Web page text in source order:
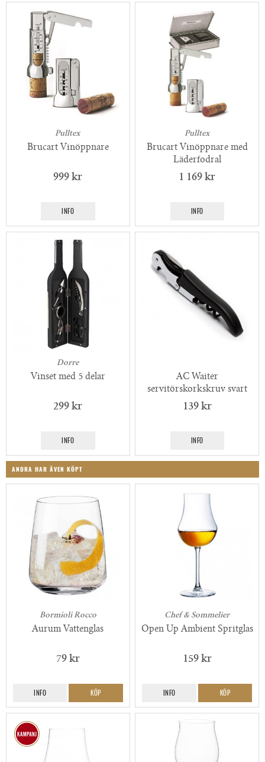
Pulltex
Brucart Vinöppnare
999 kr
INFO
Pulltex
Brucart Vinöppnare med
Läderfodral
1 169 kr
INFO
Dorre
Vinset med 5 delar
299 kr
INFO
AC Waiter
servitörskorkskruv svart
139 kr
INFO
ANDRA HAR ÄVEN KÖPT
Bormioli Rocco
Aurum Vattenglas
79 kr
INFO KÖP
Chef & Sommelier
Open Up Ambient Spritglas
159 kr
INFO KÖP